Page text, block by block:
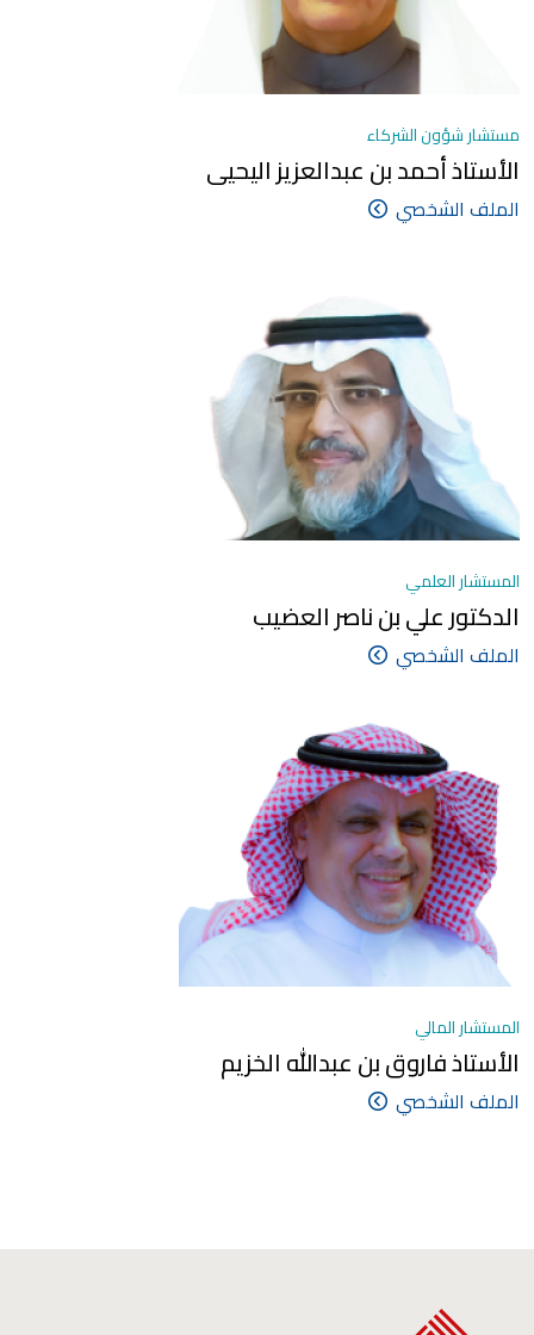
مستشار شؤون الشركاء
الأستاذ أحمد بن عبدالعزيز اليحيى
الملف الشخصي
المستشار العلمي
الدكتور علي بن ناصر العضيب
الملف الشخصي
المستشار المالي
الأستاذ فاروق بن عبدالله الخزيم
الملف الشخصي